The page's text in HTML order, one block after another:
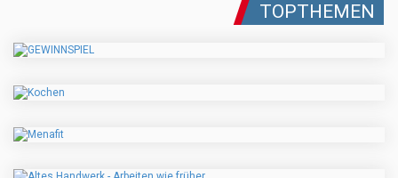
TOPTHEMEN